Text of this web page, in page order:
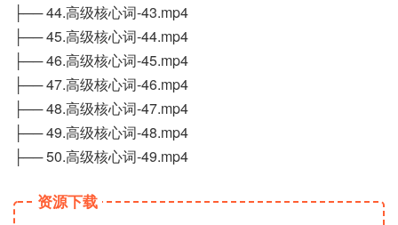
├── 44.高级核心词-43.mp4
├── 45.高级核心词-44.mp4
├── 46.高级核心词-45.mp4
├── 47.高级核心词-46.mp4
├── 48.高级核心词-47.mp4
├── 49.高级核心词-48.mp4
├── 50.高级核心词-49.mp4
资源下载